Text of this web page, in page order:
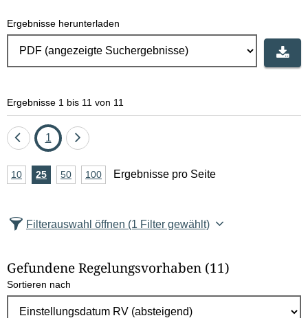
Ergebnisse herunterladen
Ergebnisse 1 bis 11 von 11
Eine
zurück
Seite
1
Eine
vor
A
z
l
E
10Ergebnisse
25Ergebnisse
50Ergebnisse
100Ergebnisse
Ergebnisse pro Seite
Filterauswahl öffnen (1 Filter gewählt)
Gefundene Regelungsvorhaben (11)
Sortieren nach